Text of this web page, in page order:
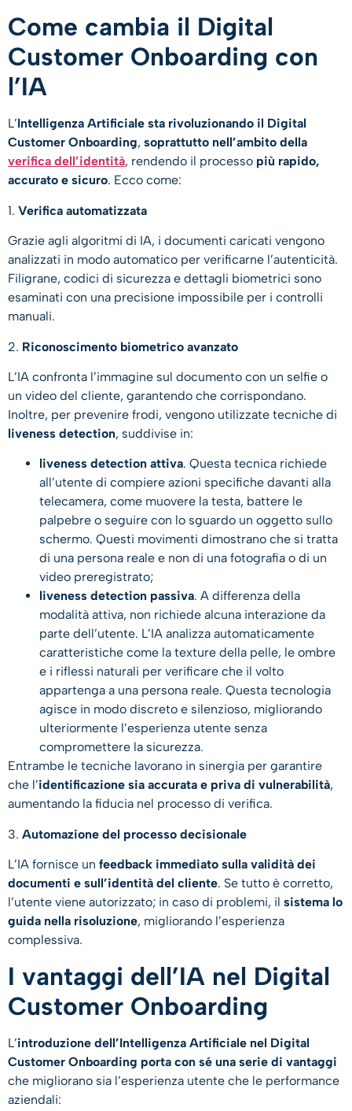
Come cambia il Digital
Customer Onboarding con
l’IA
L’Intelligenza Artificiale sta rivoluzionando il Digital
Customer Onboarding, soprattutto nell’ambito della
verifica dell’identità, rendendo il processo più rapido,
accurato e sicuro. Ecco come:
1. Verifica automatizzata
Grazie agli algoritmi di IA, i documenti caricati vengono
analizzati in modo automatico per verificarne l’autenticità.
Filigrane, codici di sicurezza e dettagli biometrici sono
esaminati con una precisione impossibile per i controlli
manuali.
2. Riconoscimento biometrico avanzato
L’IA confronta l’immagine sul documento con un selfie o
un video del cliente, garantendo che corrispondano.
Inoltre, per prevenire frodi, vengono utilizzate tecniche di
liveness detection, suddivise in:
liveness detection attiva. Questa tecnica richiede
all’utente di compiere azioni specifiche davanti alla
telecamera, come muovere la testa, battere le
palpebre o seguire con lo sguardo un oggetto sullo
schermo. Questi movimenti dimostrano che si tratta
di una persona reale e non di una fotografia o di un
video preregistrato;
liveness detection passiva. A differenza della
modalità attiva, non richiede alcuna interazione da
parte dell’utente. L’IA analizza automaticamente
caratteristiche come la texture della pelle, le ombre
e i riflessi naturali per verificare che il volto
appartenga a una persona reale. Questa tecnologia
agisce in modo discreto e silenzioso, migliorando
ulteriormente l’esperienza utente senza
compromettere la sicurezza.
Entrambe le tecniche lavorano in sinergia per garantire
che l’identificazione sia accurata e priva di vulnerabilità,
aumentando la fiducia nel processo di verifica.
3. Automazione del processo decisionale
L’IA fornisce un feedback immediato sulla validità dei
documenti e sull’identità del cliente. Se tutto è corretto,
l’utente viene autorizzato; in caso di problemi, il sistema lo
guida nella risoluzione, migliorando l’esperienza
complessiva.
I vantaggi dell’IA nel Digital
Customer Onboarding
L’introduzione dell’Intelligenza Artificiale nel Digital
Customer Onboarding porta con sé una serie di vantaggi
che migliorano sia l’esperienza utente che le performance
aziendali: